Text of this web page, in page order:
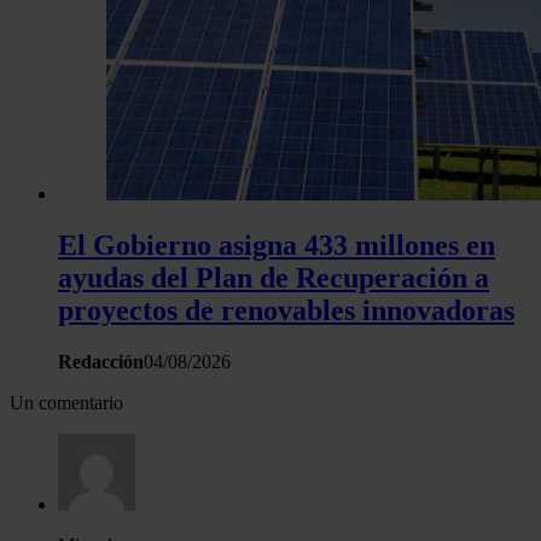
El Gobierno asigna 433 millones en
ayudas del Plan de Recuperación a
proyectos de renovables innovadoras
Redacción04/08/2026
Un comentario